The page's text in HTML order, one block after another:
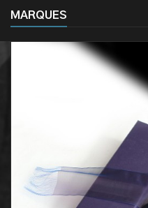
MARQUES